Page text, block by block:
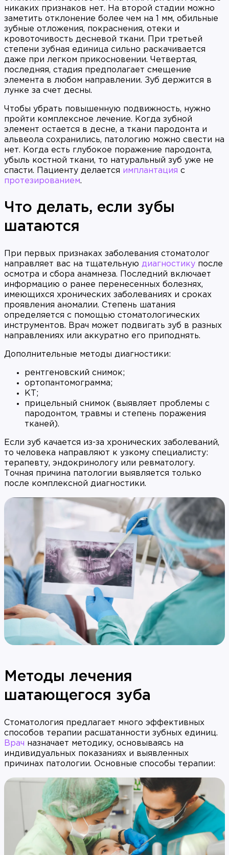
никаких признаков нет. На второй стадии можно
заметить отклонение более чем на 1 мм, обильные
зубные отложения, покраснения, отеки и
кровоточивость десневой ткани. При третьей
степени зубная единица сильно раскачивается
даже при легком прикосновении. Четвертая,
последняя, стадия предполагает смещение
элемента в любом направлении. Зуб держится в
лунке за счет десны.
Чтобы убрать повышенную подвижность, нужно
пройти комплексное лечение. Когда зубной
элемент остается в десне, а ткани пародонта и
альвеола сохранились, патологию можно свести на
нет. Когда есть глубокое поражение пародонта,
убыль костной ткани, то натуральный зуб уже не
спасти. Пациенту делается имплантация с
протезированием.
Что делать, если зубы
шатаются
При первых признаках заболевания стоматолог
направляет вас на тщательную диагностику после
осмотра и сбора анамнеза. Последний включает
информацию о ранее перенесенных болезнях,
имеющихся хронических заболеваниях и сроках
проявления аномалии. Степень шатания
определяется с помощью стоматологических
инструментов. Врач может подвигать зуб в разных
направлениях или аккуратно его приподнять.
Дополнительные методы диагностики:
рентгеновский снимок;
ортопантомограмма;
КТ;
прицельный снимок (выявляет проблемы с
пародонтом, травмы и степень поражения
тканей).
Если зуб качается из-за хронических заболеваний,
то человека направляют к узкому специалисту:
терапевту, эндокринологу или ревматологу.
Точная причина патологии выявляется только
после комплексной диагностики.
Методы лечения
шатающегося зуба
Стоматология предлагает много эффективных
способов терапии расшатанности зубных единиц.
Врач назначает методику, основываясь на
индивидуальных показаниях и выявленных
причинах патологии. Основные способы терапии: